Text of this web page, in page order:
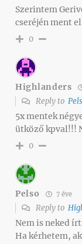
Szerintem
cseréjén ment
0
Highlanders
Reply to
5x mentek
ütköző kpval!!!
0
Pelso 7 éve
Reply to
Nem is neked
Ha kérhetem,